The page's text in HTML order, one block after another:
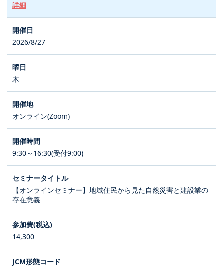
詳細
2026/8/27
木
オンライン(Zoom)
9:30～16:30(受付9:00)
【オンラインセミナー】地域住民から見た自然災害と建設業の
存在意義
14,300